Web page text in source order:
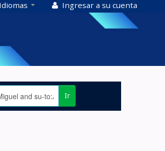
Idiomas Ingresar a su cuenta
Ir